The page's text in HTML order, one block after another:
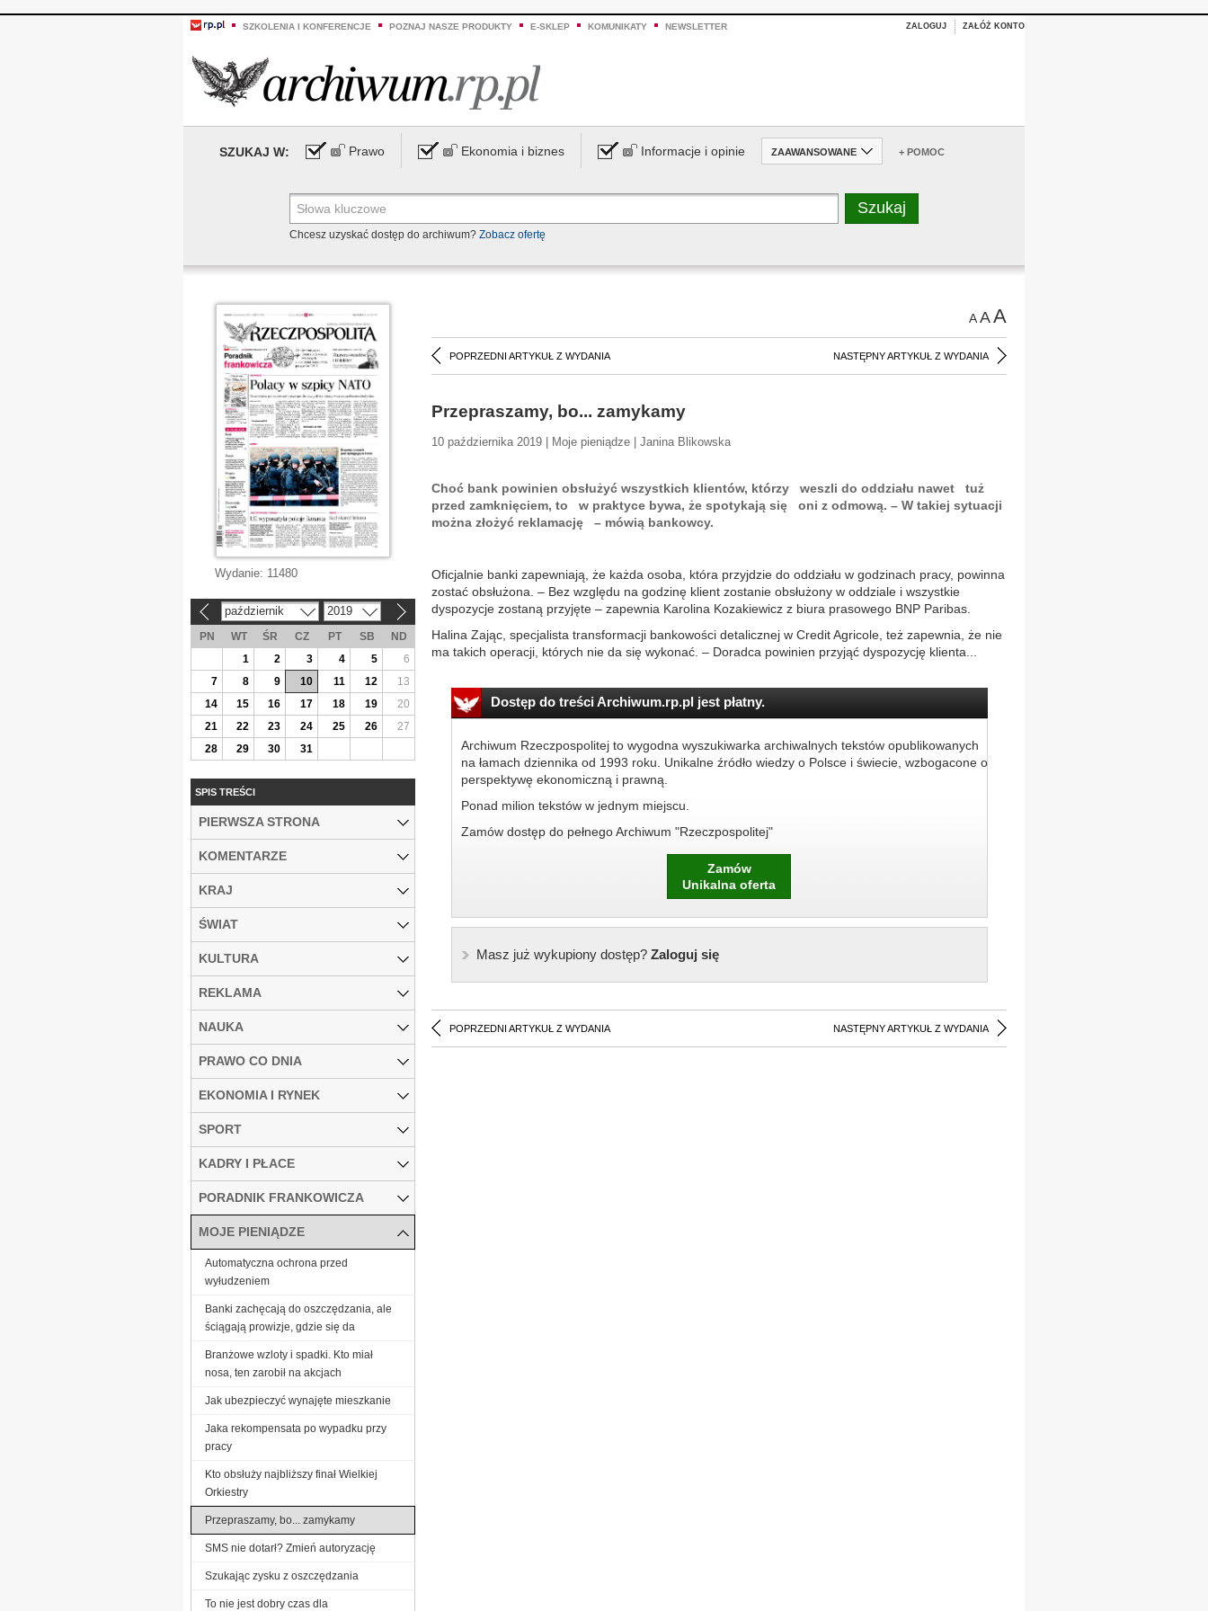
SZKOLENIA I KONFERENCJE POZNAJ NASZE PRODUKTY E-SKLEP KOMUNIKATY NEWSLETTER ZALOGUJ ZAŁÓŻ KONTO
SZUKAJ W: Prawo Ekonomia i biznes Informacje i opinie ZAAWANSOWANE + POMOC
Chcesz uzyskać dostęp do archiwum? Zobacz ofertę
AAA
POPRZEDNI ARTYKUŁ Z WYDANIA NASTĘPNY ARTYKUŁ Z WYDANIA
Przepraszamy, bo... zamykamy
10 października 2019 | Moje pieniądze | Janina Blikowska
Choć bank powinien obsłużyć wszystkich klientów, którzy weszli do oddziału nawet tuż
przed zamknięciem, to w praktyce bywa, że spotykają się oni z odmową. – W takiej sytuacji
można złożyć reklamację – mówią bankowcy.
Oficjalnie banki zapewniają, że każda osoba, która przyjdzie do oddziału w godzinach pracy, powinna
zostać obsłużona. – Bez względu na godzinę klient zostanie obsłużony w oddziale i wszystkie
dyspozycje zostaną przyjęte – zapewnia Karolina Kozakiewicz z biura prasowego BNP Paribas.
Halina Zając, specjalista transformacji bankowości detalicznej w Credit Agricole, też zapewnia, że nie
ma takich operacji, których nie da się wykonać. – Doradca powinien przyjąć dyspozycję klienta...
Dostęp do treści Archiwum.rp.pl jest płatny.
Archiwum Rzeczpospolitej to wygodna wyszukiwarka archiwalnych tekstów opublikowanych
na łamach dziennika od 1993 roku. Unikalne źródło wiedzy o Polsce i świecie, wzbogacone o
perspektywę ekonomiczną i prawną.
Ponad milion tekstów w jednym miejscu.
Zamów dostęp do pełnego Archiwum "Rzeczpospolitej"
Zamów
Unikalna oferta
Masz już wykupiony dostęp?Zaloguj się
POPRZEDNI ARTYKUŁ Z WYDANIA NASTĘPNY ARTYKUŁ Z WYDANIA
Wydanie: 11480
październik 2019
PN WT ŚR CZ PT SB
ND
1
2 3 4 5
6
7
8 9 10 11 12
13
14
15 16 17 18 19
20
21
22 23 24 25 26
27
28
29 30 31
SPIS TREŚCI
PIERWSZA STRONA
KOMENTARZE
KRAJ
ŚWIAT
KULTURA
REKLAMA
NAUKA
PRAWO CO DNIA
EKONOMIA I RYNEK
SPORT
KADRY I PŁACE
PORADNIK FRANKOWICZA
MOJE PIENIĄDZE
Automatyczna ochrona przed
wyłudzeniem
Banki zachęcają do oszczędzania, ale
ściągają prowizje, gdzie się da
Branżowe wzloty i spadki. Kto miał
nosa, ten zarobił na akcjach
Jak ubezpieczyć wynajęte mieszkanie
Jaka rekompensata po wypadku przy
pracy
Kto obsłuży najbliższy finał Wielkiej
Orkiestry
Przepraszamy, bo... zamykamy
SMS nie dotarł? Zmień autoryzację
Szukając zysku z oszczędzania
To nie jest dobry czas dla